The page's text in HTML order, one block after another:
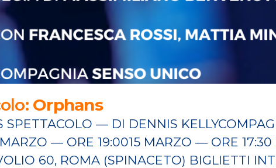
Orphans
SPETTACOLO — DI DENNIS
— ORE 19:0015 MARZO — ORE
60, ROMA (SPINACETO) BIGLIETTI